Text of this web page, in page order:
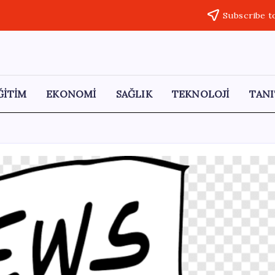
Subscribe
EKONOMİ SAĞLIK TEKNOLOJİ